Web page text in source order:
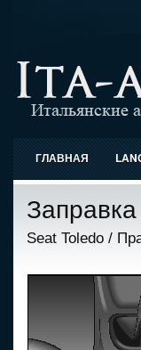
ГЛАВНАЯ
Seat Toledo /